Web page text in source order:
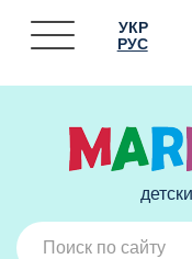
УКР
РУС